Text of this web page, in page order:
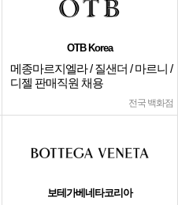
OTB Korea
메종마르지엘라 / 질샌더 / 마르니 /
디젤 판매직원 채용
전국 백화점
보테가베네타코리아